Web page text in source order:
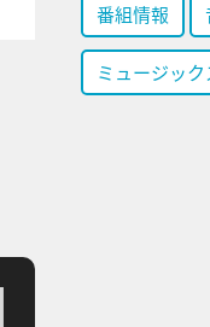
番組情報
ミュージッ